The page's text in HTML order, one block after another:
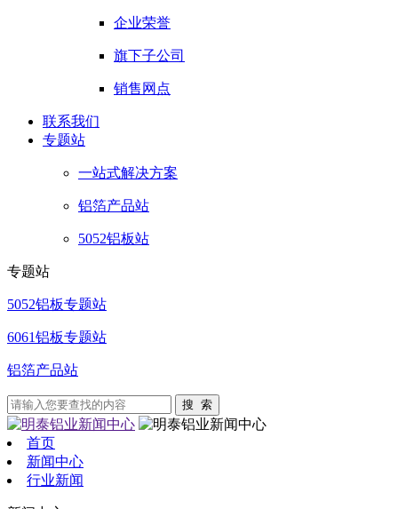
企业荣誉
旗下子公司
销售网点
联系我们
专题站
一站式解决方案
铝箔产品站
5052铝板站
专题站
5052铝板专题站
6061铝板专题站
铝箔产品站
首页
新闻中心
行业新闻